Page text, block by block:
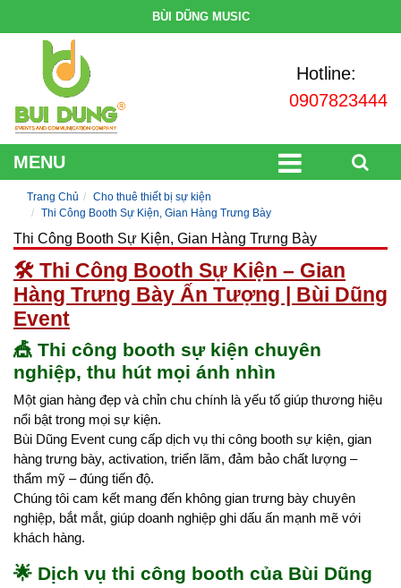
BÙI DŨNG MUSIC
Hotline:
0907823444
MENU
Trang Chủ
Cho thuê thiết bị sự kiện
Thi Công Booth Sự Kiện, Gian Hàng Trưng Bày
Thi Công Booth Sự Kiện, Gian Hàng Trưng Bày
🛠️ Thi Công Booth Sự Kiện – Gian
Hàng Trưng Bày Ấn Tượng | Bùi Dũng
Event
🎪 Thi công booth sự kiện chuyên
nghiệp, thu hút mọi ánh nhìn
Một gian hàng đẹp và chỉn chu chính là yếu tố giúp thương hiệu
nổi bật trong mọi sự kiện.
Bùi Dũng Event cung cấp dịch vụ thi công booth sự kiện, gian
hàng trưng bày, activation, triển lãm, đảm bảo chất lượng –
thẩm mỹ – đúng tiến độ.
Chúng tôi cam kết mang đến không gian trưng bày chuyên
nghiệp, bắt mắt, giúp doanh nghiệp ghi dấu ấn mạnh mẽ với
khách hàng.
🌟 Dịch vụ thi công booth của Bùi Dũng